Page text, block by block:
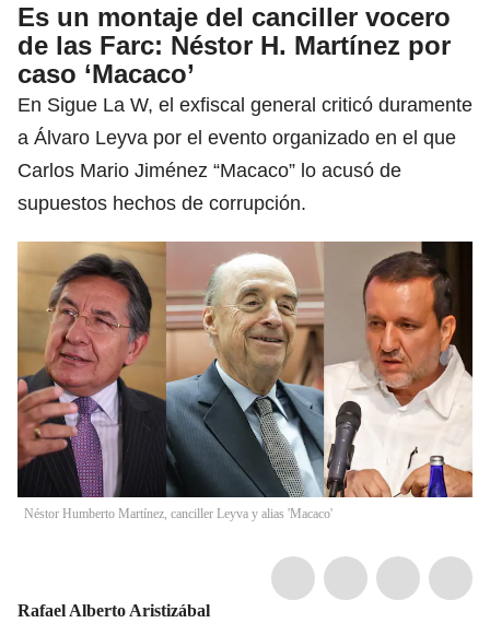
Es un montaje del canciller vocero
de las Farc: Néstor H. Martínez por
caso ‘Macaco’
En Sigue La W, el exfiscal general criticó duramente
a Álvaro Leyva por el evento organizado en el que
Carlos Mario Jiménez “Macaco” lo acusó de
supuestos hechos de corrupción.
Néstor Humberto Martínez, canciller Leyva y alias 'Macaco'
Rafael Alberto Aristizábal